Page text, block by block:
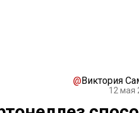
@Виктория
12 мая